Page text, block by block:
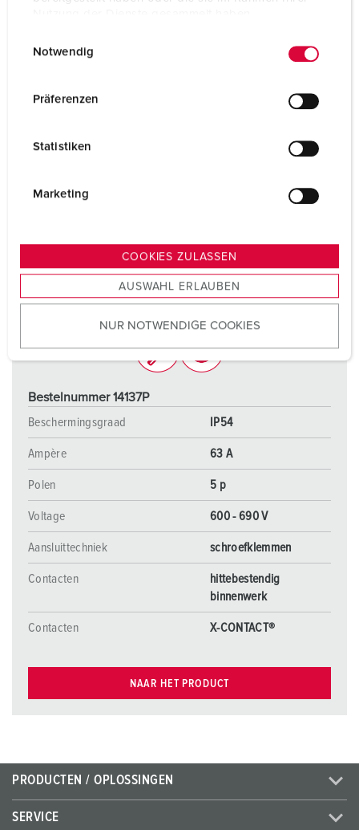
s
u
w
Notwendig
Präferenzen
Statistiken
Marketing
COOKIES ZULASSEN
AUSWAHL ERLAUBEN
NUR NOTWENDIGE COOKIES
Bestelnummer 14137P
Beschermingsgraad
IP54
Ampère 63 A
Polen 5 p
Voltage 600 - 690 V
Aansluittechniek schroefklemmen
Contacten
hittebestendig
binnenwerk
Contacten X-CONTACT®
NAAR HET PRODUCT
PRODUCTEN / OPLOSSINGEN
SERVICE